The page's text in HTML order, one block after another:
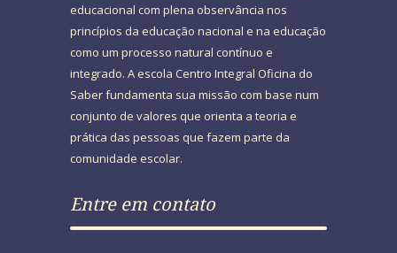
educacional com plena observância nos
princípios da educação nacional e na educação
como um processo natural contínuo e
integrado. A escola Centro Integral Oficina do
Saber fundamenta sua missão com base num
conjunto de valores que orienta a teoria e
prática das pessoas que fazem parte da
comunidade escolar.
Entre em contato